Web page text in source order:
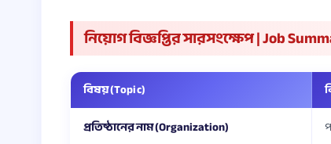
নিয়োগ বিজ্ঞপ্তির সারসংক্ষেপ | Job
বিষয় (Topic)
প্রতিষ্ঠানের নাম (Organization)